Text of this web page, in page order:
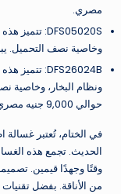
مصري.
وخاصية نصف التحميل. يبلغ سعرها
ونظام البخار، وخاصية
حوالي 9,000 جنيه مصري.
في الختام، تُعتبر غسالة
الحديث. تجمع هذه
وقتًا وجهدًا قيمين.
من الأناقة. بفضل